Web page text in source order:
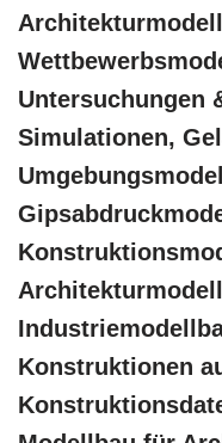
Untersuchungen
Simulationen,
Konstruktionen